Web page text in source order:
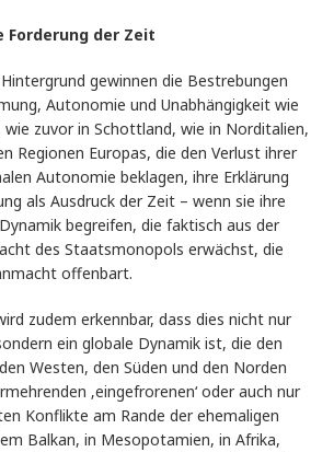
Forderung der Zeit
gewinnen die Bestrebungen
Autonomie und Unabhängigkeit wie
zuvor in Schottland, wie in Norditalien,
Regionen Europas, die den Verlust ihrer
Autonomie beklagen, ihre Erklärung
als Ausdruck der Zeit – wenn sie ihre
begreifen, die faktisch aus der
des Staatsmonopols erwächst, die
offenbart.
zudem erkennbar, dass dies nicht nur
ein globale Dynamik ist, die den
Westen, den Süden und den Norden
‚eingefrorenen‘ oder auch nur
Konflikte am Rande der ehemaligen
Balkan, in Mesopotamien, in Afrika,